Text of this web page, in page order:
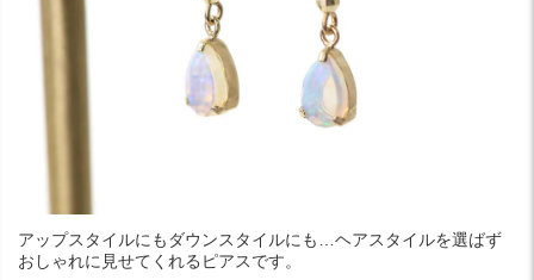
アップスタイルにもダウンスタイルにも…ヘアスタイルを選ばず
おしゃれに見せてくれるピアスです。